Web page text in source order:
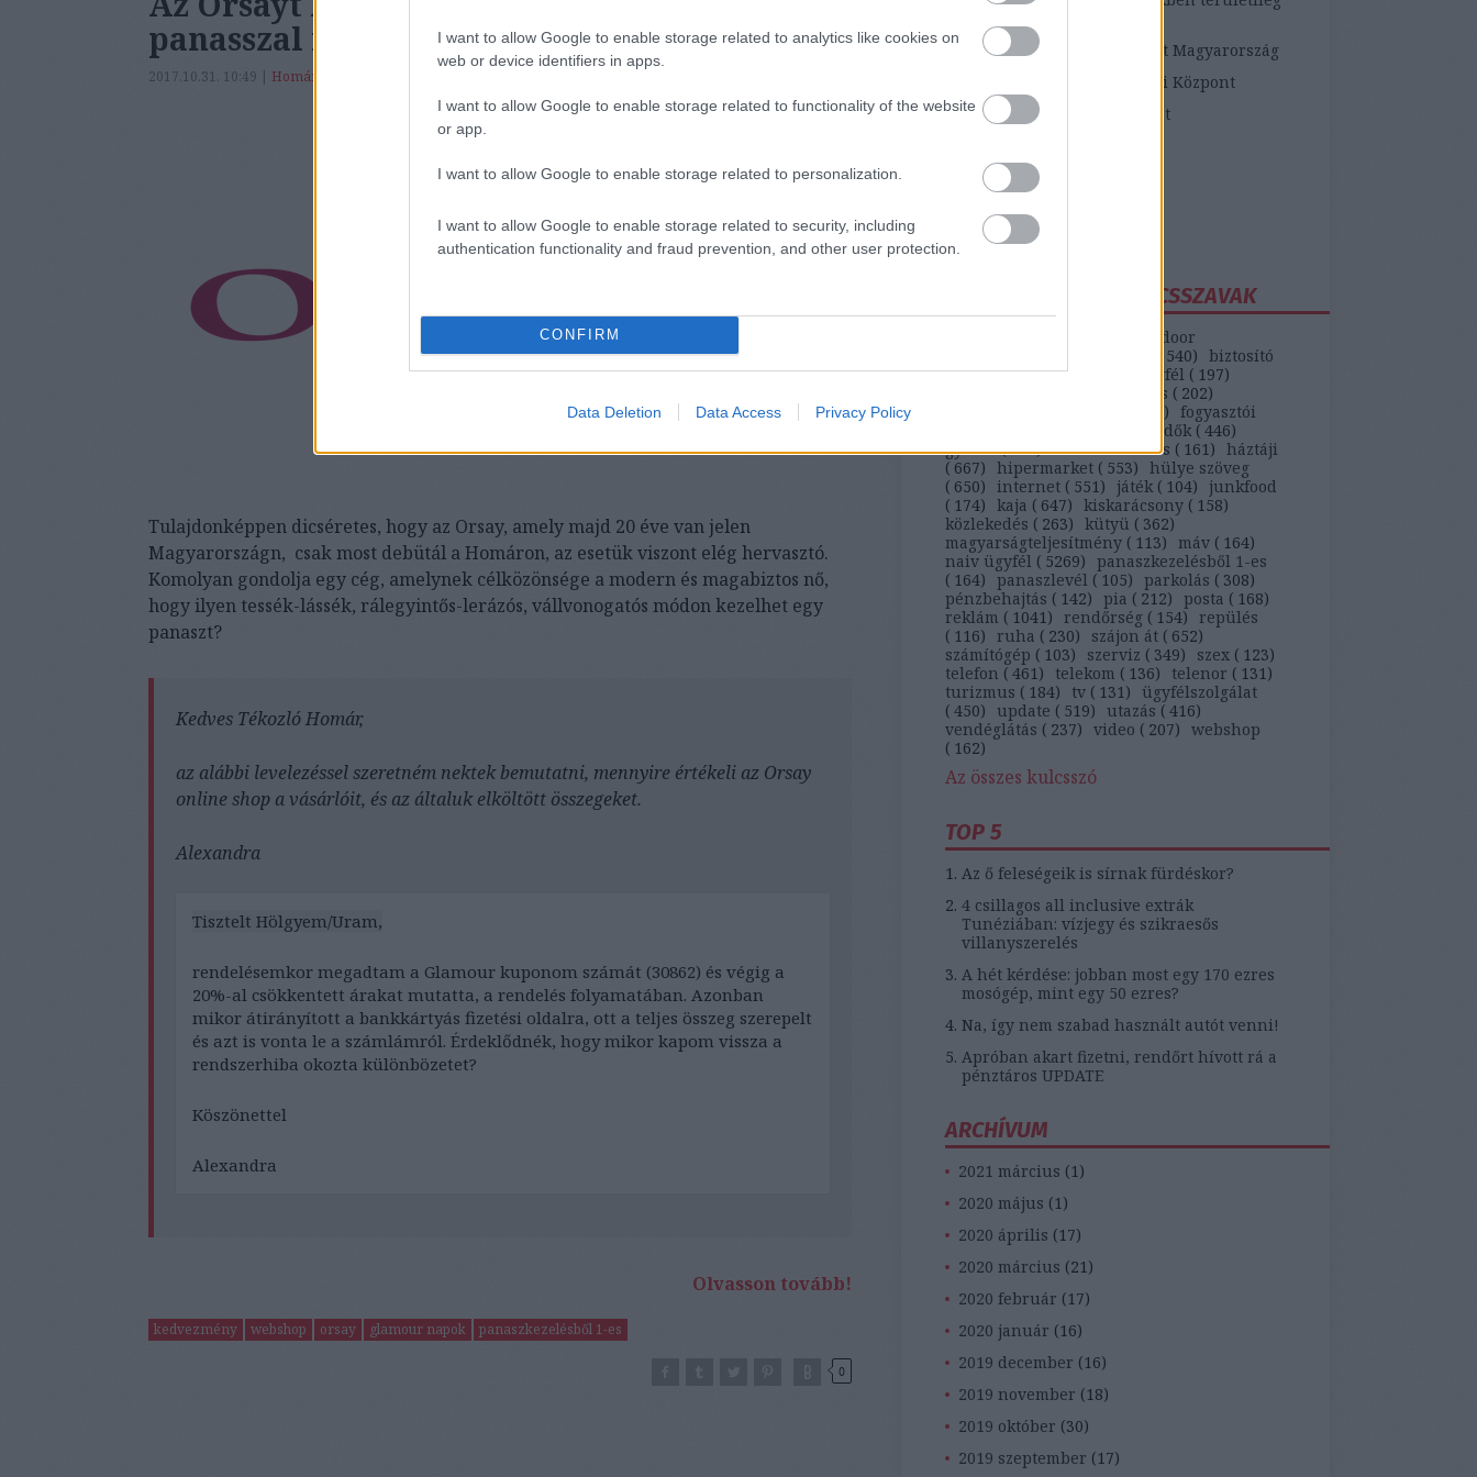
I want to allow Google to enable storage related to analytics like cookies on
web or device identifiers in apps.
I want to allow Google to enable storage related to functionality of the website
or app.
I want to allow Google to enable storage related to personalization.
I want to allow Google to enable storage related to security, including
authentication functionality and fraud prevention, and other user protection.
CONFIRM
Data Deletion Data Access Privacy Policy
panasszal fordulnak hozzá
2017.10.31. 10:49 | Homár Hilda
Tulajdonképpen dicséretes, hogy az Orsay, amely majd 20 éve van jelen
Magyarországn, csak most debütál a Homáron, az esetük viszont elég hervasztó.
Komolyan gondolja egy cég, amelynek célközönsége a modern és magabiztos nő,
hogy ilyen tessék-lássék, rálegyintős-lerázós, vállvonogatós módon kezelhet egy
panaszt?
Kedves Tékozló Homár,
az alábbi levelezéssel szeretném nektek bemutatni, mennyire értékeli az Orsay
online shop a vásárlóit, és az általuk elköltött összegeket.
Alexandra
Tisztelt Hölgyem/Uram,
rendelésemkor megadtam a Glamour kuponom számát (30862) és végig a
20%-al csökkentett árakat mutatta, a rendelés folyamatában. Azonban
mikor átirányított a bankkártyás fizetési oldalra, ott a teljes összeg szerepelt
és azt is vonta le a számlámról. Érdeklődnék, hogy mikor kapom vissza a
rendszerhiba okozta különbözetet?
Köszönettel
Alexandra
Olvasson tovább!
kedvezmény webshop orsay glamour napok panaszkezelésből 1-es
0
Európai Fogyasztói Központ Magyarország
Pénzügyi Fogyasztóvédelmi Központ
Pénzügyi Békéltető Testület
TudatosVásárló.hu
Mintawebáruház
A LEGGYAKORIBB KULCSSZAVAK
backdoor
540) biztosító
(171) bkv (133) boldog ügyfél ( 197)
csalás ( 202)
) fogyasztói
gvti-fogyasztóvédők ( 446)
gyerek (149) házhozszállítás ( 161 ) háztáji
( 667) hipermarket ( 553) hülye szöveg
( 650) internet ( 551 ) játék ( 104)
junkfood
( 174) kaja ( 647) kiskarácsony ( 158)
közlekedés ( 263) kütyü ( 362)
magyarságteljesítmény ( 113) máv ( 164)
naiv ügyfél ( 5269) panaszkezelésből 1-es
( 164) panaszlevél ( 105) parkolás ( 308)
pénzbehajtás ( 142) pia ( 212) posta ( 168)
reklám ( 1041 ) rendőrség ( 154)
repülés
( 116) ruha ( 230) szájon át ( 652)
számítógép ( 103) szerviz ( 349) szex ( 123)
telefon ( 461 ) telekom ( 136) telenor ( 131 )
turizmus ( 184) tv ( 131 )
ügyfélszolgálat
( 450) update ( 519) utazás ( 416)
vendéglátás ( 237) video ( 207) webshop
( 162)
Az összes kulcsszó
TOP 5
Az ő feleségeik is sírnak fürdéskor?
4 csillagos all inclusive extrák
Tunéziában: vízjegy és szikraesős
villanyszerelés
A hét kérdése: jobban most egy 170 ezres
mosógép, mint egy 50 ezres?
Na, így nem szabad használt autót venni!
Apróban akart fizetni, rendőrt hívott rá a
pénztáros UPDATE
ARCHÍVUM
2021 március (1 )
2020 május (1 )
2020 április (17)
2020 március (21 )
2020 február (17)
2020 január (16)
2019 december (16)
2019 november (18)
2019 október (30)
2019 szeptember (17)